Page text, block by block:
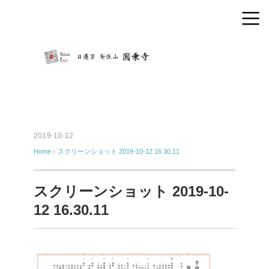
2019-10-12
Home › スクリーンショット 2019-10-12 16.30.11
スクリーンショット 2019-10-
12 16.30.11